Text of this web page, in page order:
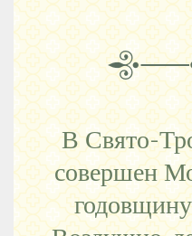
В Свято-
совершен